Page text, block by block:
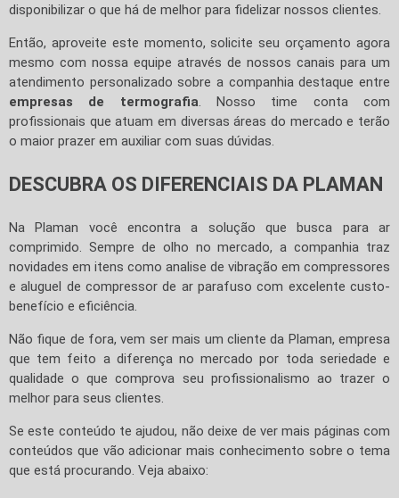
disponibilizar o que há de melhor para fidelizar nossos clientes.
Então, aproveite este momento, solicite seu orçamento agora
mesmo com nossa equipe através de nossos canais para um
atendimento personalizado sobre a companhia destaque entre
empresas de termografia. Nosso time conta com
profissionais que atuam em diversas áreas do mercado e terão
o maior prazer em auxiliar com suas dúvidas.
DESCUBRA OS DIFERENCIAIS DA PLAMAN
Na Plaman você encontra a solução que busca para ar
comprimido. Sempre de olho no mercado, a companhia traz
novidades em itens como analise de vibração em compressores
e aluguel de compressor de ar parafuso com excelente custo-
benefício e eficiência.
Não fique de fora, vem ser mais um cliente da Plaman, empresa
que tem feito a diferença no mercado por toda seriedade e
qualidade o que comprova seu profissionalismo ao trazer o
melhor para seus clientes.
Se este conteúdo te ajudou, não deixe de ver mais páginas com
conteúdos que vão adicionar mais conhecimento sobre o tema
que está procurando. Veja abaixo: